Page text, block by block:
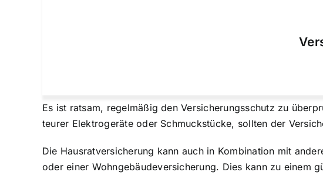
Es ist ratsam, regelmäßig denVersicherungsschutz zu
teurer Elektrogeräte oder Schmuckstücke, sollten der
Die Hausratversicherung kann auch in Kombination mit
oder einer Wohngebäudeversicherung. Dies kann zu einem